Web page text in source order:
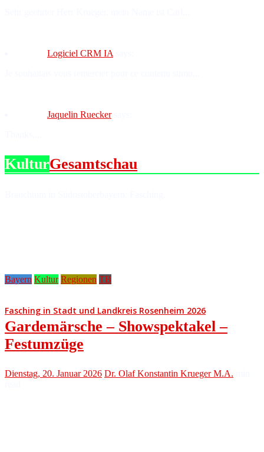
Logiciel CRM IA
Jaquelin Rueckersays:
KulturGesamtschau
Bayern Kultur Regionen TB
Fasching in Stadt und Landkreis Rosenheim 2026
Gardemärsche – Showspektakel –
Festumzüge
Dienstag, 20. Januar 2026 Dr. Olaf Konstantin Krueger M.A.